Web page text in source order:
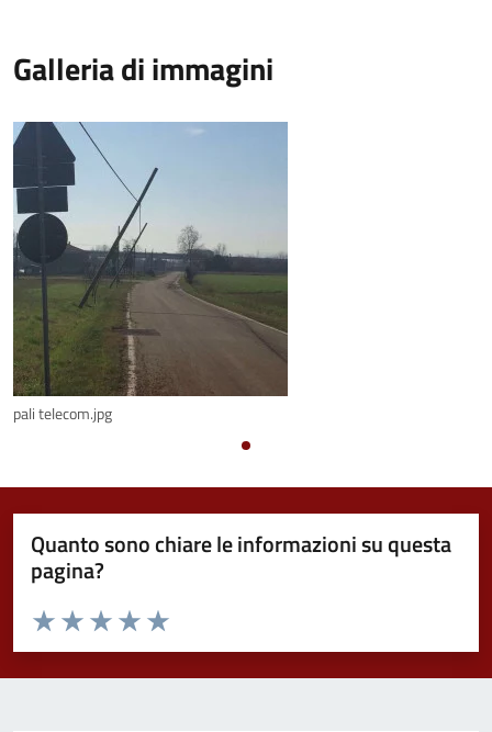
Galleria di immagini
pali telecom.jpg
Quanto sono chiare le informazioni su questa
pagina?
Valuta da 1 a 5 stelle la pagina
Valuta 5 stelle su 5
Valuta 4 stelle su 5
Valuta 3 stelle su 5
Valuta 2 stelle su 5
Valuta 1 stelle su 5